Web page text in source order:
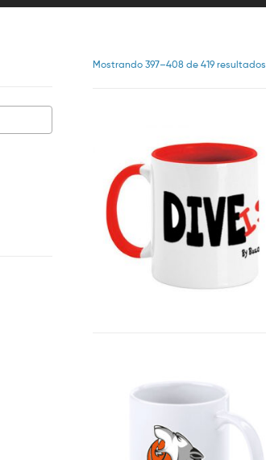
Mostrando 397–408 de 419 resultados